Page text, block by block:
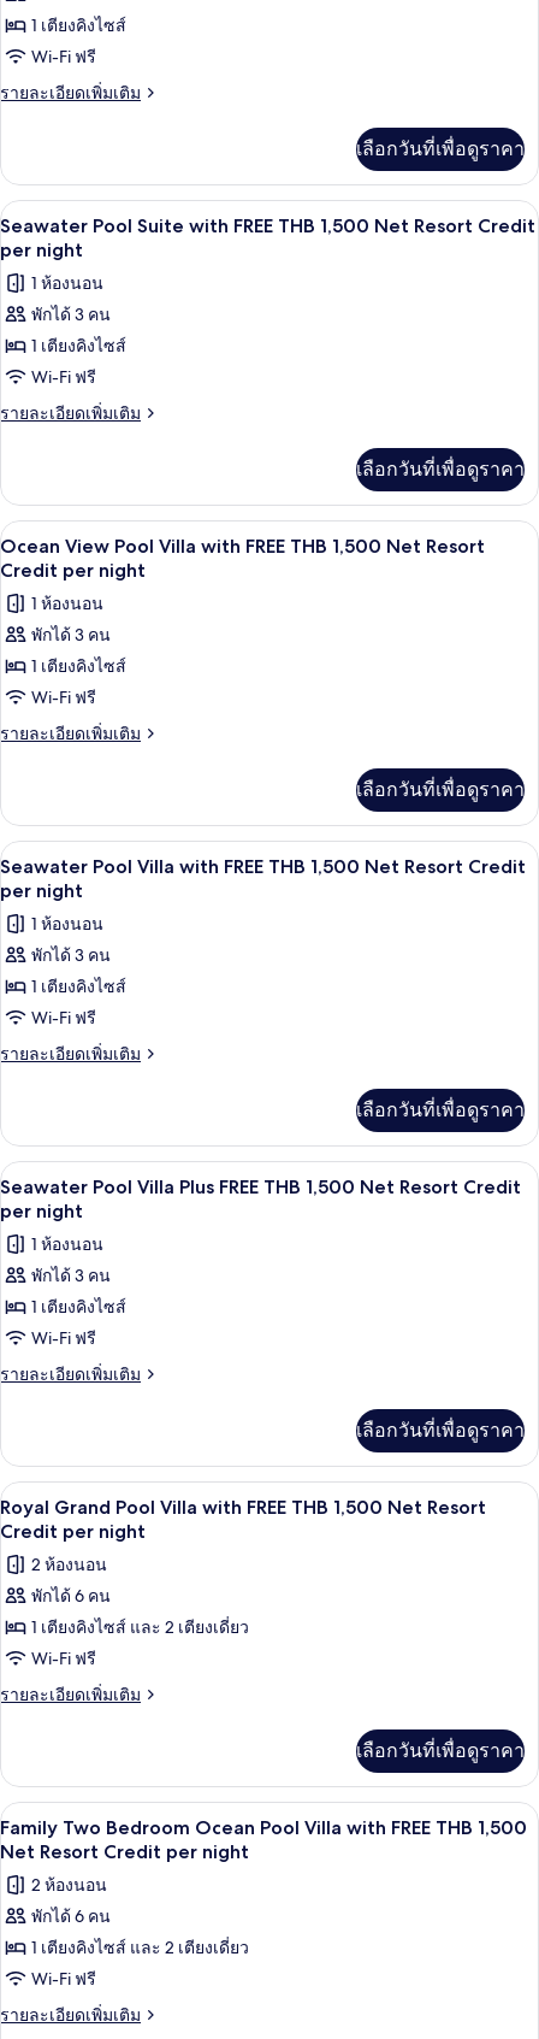
per
night
THB
1,500
Resort
Grand
Deluxe
Ocean
FREE
THB
1,500
Net
Resort
Credit
per
night
1 เตียงคิงไซส์
Wi-Fi ฟรี
รายละเอียดเพิ่มเติม
ราย
เกี่ยว
กับ
Grand
Deluxe
Ocean
View
with
THB
1,500
Resort
เลือกวันที่เพื่อดูราคา
เปิด
ภาพถ่าย
ทั้งหมด
ของ
Seawater
Pool
Suite
THB
1,500
Net
Resort
Credit
per
night
4
Seawater Pool Suite with FREE THB 1,500 Net Resort Credit
per night
1 ห้องนอน
พักได้ 3 คน
1 เตียงคิงไซส์
Wi-Fi ฟรี
รายละเอียดเพิ่มเติม
ราย
เกี่ยว
กับ
Seawater
Pool
with
FREE
1,500
Net
Credit
เลือกวันที่เพื่อดูราคา
เปิด
ภาพถ่าย
ทั้งหมด
ของ
Ocean
View
Pool
FREE
THB
1,500
Net
Resort
Credit
per
night
7
Ocean View Pool Villa with FREE THB 1,500 Net Resort
Credit per night
1 ห้องนอน
พักได้ 3 คน
1 เตียงคิงไซส์
Wi-Fi ฟรี
รายละเอียดเพิ่มเติม
ราย
เกี่ยว
กับ
Ocean
View
Pool
Villa
with
THB
1,500
Resort
เลือกวันที่เพื่อดูราคา
เปิด
ภาพถ่าย
ทั้งหมด
ของ
Seawater
Pool
Villa
THB
1,500
Net
Resort
Credit
per
night
6
Seawater Pool Villa with FREE THB 1,500 Net Resort Credit
per night
1 ห้องนอน
พักได้ 3 คน
1 เตียงคิงไซส์
Wi-Fi ฟรี
รายละเอียดเพิ่มเติม
ราย
เกี่ยว
กับ
Seawater
Pool
Villa
with
FREE
1,500
Net
Credit
เลือกวันที่เพื่อดูราคา
เปิด
ภาพถ่าย
ทั้งหมด
ของ
Seawater
Pool
Villa
THB
1,500
Net
Resort
Credit
per
night
มินิบาร์, ตู้นิรภัยในห้องพัก, เตารีด/โต๊ะ
7
Seawater Pool Villa Plus FREE THB 1,500 Net Resort Credit
per night
1 ห้องนอน
พักได้ 3 คน
1 เตียงคิงไซส์
Wi-Fi ฟรี
รายละเอียดเพิ่มเติม
ราย
เกี่ยว
กับ
Seawater
Pool
Plus
FREE
1,500
Net
Credit
เลือกวันที่เพื่อดูราคา
เปิด
ภาพถ่าย
ทั้งหมด
ของ
Royal
Grand
Pool
FREE
THB
1,500
Net
Resort
Credit
per
night
มินิบาร์, ตู้นิรภัยในห้องพัก, เตารีด/โต๊ะ
10
Royal Grand Pool Villa with FREE THB 1,500 Net Resort
Credit per night
2 ห้องนอน
พักได้ 6 คน
1 เตียงคิงไซส์ และ 2 เตียงเดี่ยว
Wi-Fi ฟรี
รายละเอียดเพิ่มเติม
ราย
เกี่ยว
กับ
Royal
Grand
Villa
with
THB
1,500
Resort
เลือกวันที่เพื่อดูราคา
เปิด
ภาพถ่าย
ทั้งหมด
ของ
Family
Two
Bedroom
5
Family Two Bedroom Ocean Pool Villa with FREE THB 1,500
Net Resort Credit per night
2 ห้องนอน
พักได้ 6 คน
1 เตียงคิงไซส์ และ 2 เตียงเดี่ยว
Wi-Fi ฟรี
รายละเอียดเพิ่มเติม
ราย